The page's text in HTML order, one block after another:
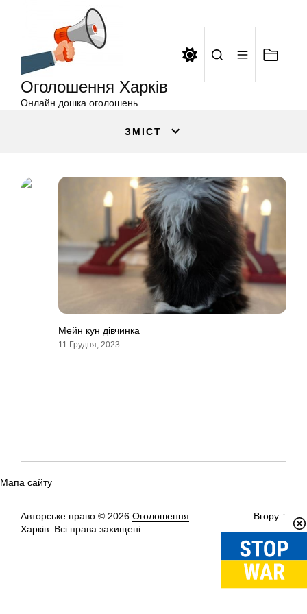
Оголошення Харків
Онлайн дошка оголошень
ЗМІСТ
Мейн кун дівчинка
11 Грудня, 2023
Мапа сайту
Авторське право © 2026 Оголошення
Харків. Всі права захищені.
Вгору ↑